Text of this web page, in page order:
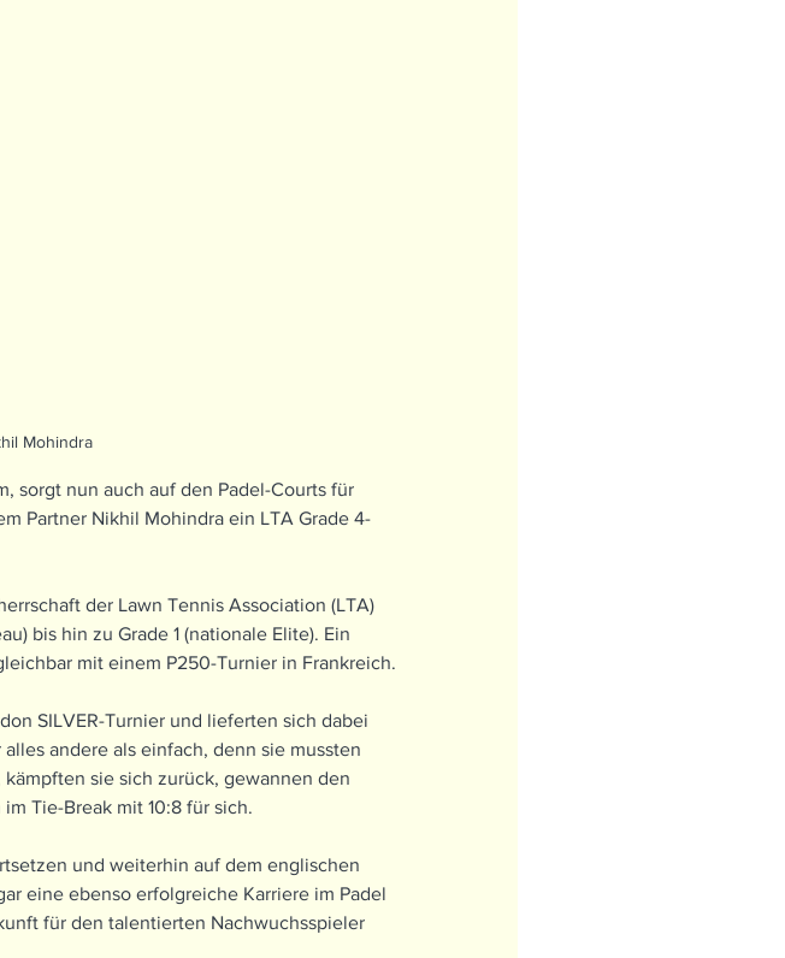
Mohindra
sorgt nun auch auf den Padel-Courts für
Partner Nikhil Mohindra ein LTA Grade 4-
der Lawn Tennis Association (LTA)
bis hin zu Grade 1 (nationale Elite). Ein
mit einem P250-Turnier in Frankreich.
SILVER-Turnier und lieferten sich dabei
andere als einfach, denn sie mussten
sie sich zurück, gewannen den
Tie-Break mit 10:8 für sich.
und weiterhin auf dem englischen
eine ebenso erfolgreiche Karriere im Padel
für den talentierten Nachwuchsspieler